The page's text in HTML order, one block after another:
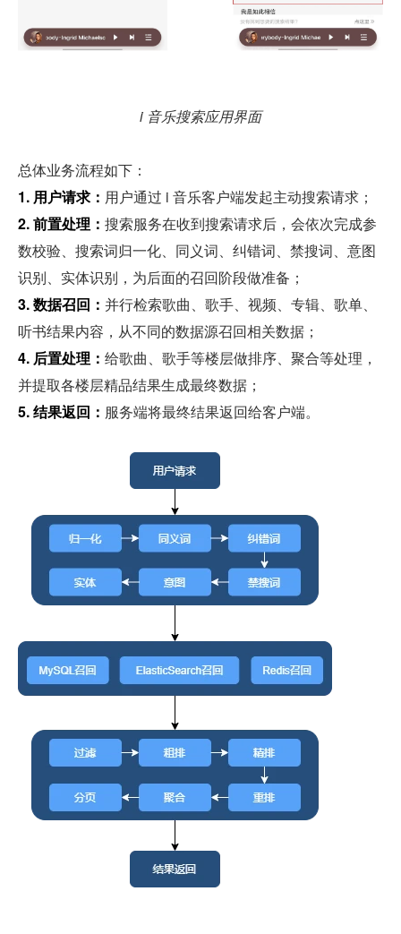
i 音乐搜索应用界面
总体业务流程如下：
1. 用户请求： 用户通过 i 音乐客户端发起主动搜索请求；
2. 前置处理： 搜索服务在收到搜索请求后，会依次完成参
数校验、搜索词归一化、同义词、纠错词、禁搜词、意图
识别、实体识别，为后面的召回阶段做准备；
3. 数据召回： 并行检索歌曲、歌手、视频、专辑、歌单、
听书结果内容，从不同的数据源召回相关数据；
4. 后置处理： 给歌曲、歌手等楼层做排序、聚合等处理，
并提取各楼层精品结果生成最终数据；
5. 结果返回： 服务端将最终结果返回给客户端。